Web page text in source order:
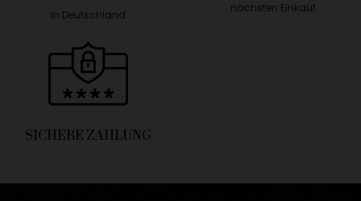
in Deutschland
nächsten Einkauf
SICHERE ZAHLUNG